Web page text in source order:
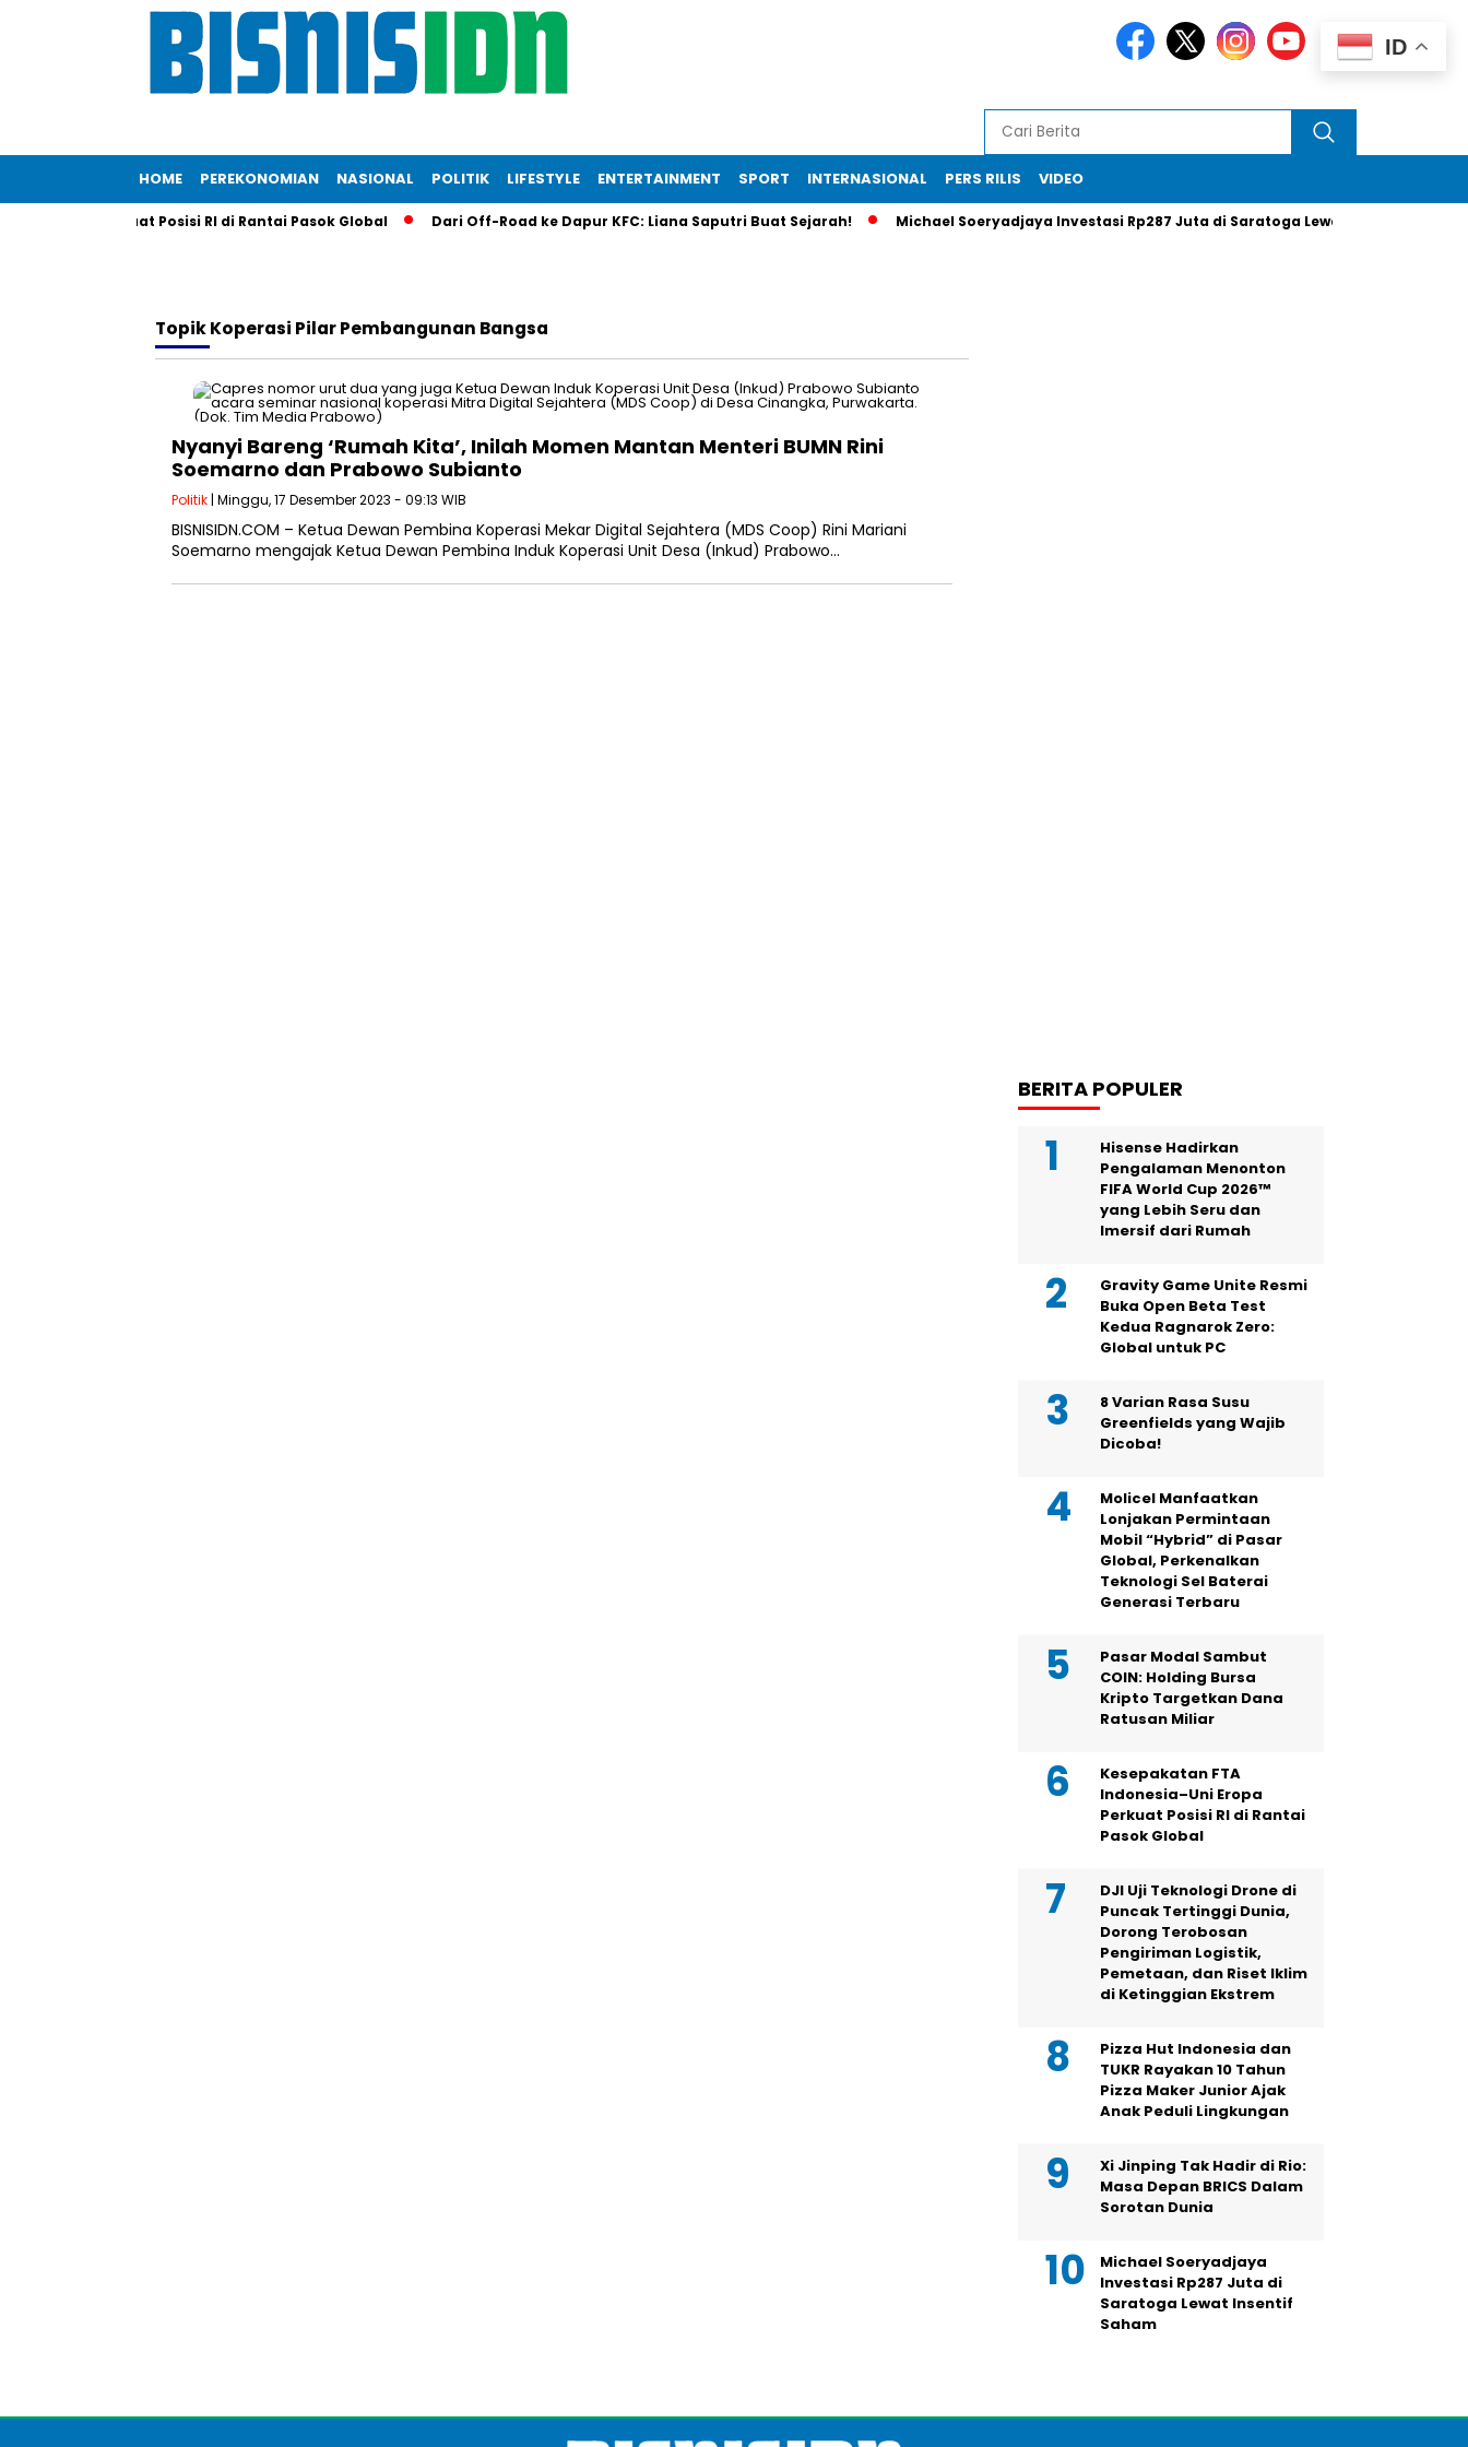
HOME PEREKONOMIAN NASIONAL POLITIK LIFESTYLE ENTERTAINMENT SPORT INTERNASIONAL PERS RILIS VIDEO
Eropa Perkuat Posisi RI di Rantai Pasok Global Dari Off-Road ke Dapur KFC: Liana Saputri Buat Sejarah! Michael Soeryadjaya Investasi Rp287 Juta di Saratoga Lewat Insentif Saham
TopikKoperasi Pilar Pembangunan Bangsa
Nyanyi Bareng ‘Rumah Kita’, Inilah Momen Mantan Menteri BUMN Rini
Soemarno dan Prabowo Subianto
Politik | Minggu, 17 Desember 2023 - 09:13 WIB
BISNISIDN.COM – Ketua Dewan Pembina Koperasi Mekar Digital Sejahtera (MDS Coop) Rini Mariani
Soemarno mengajak Ketua Dewan Pembina Induk Koperasi Unit Desa (Inkud) Prabowo…
BERITA POPULER
Hisense Hadirkan
Pengalaman Menonton
FIFA World Cup 2026™
yang Lebih Seru dan
Imersif dari Rumah
Gravity Game Unite Resmi
Buka Open Beta Test
Kedua Ragnarok Zero:
Global untuk PC
8 Varian Rasa Susu
Greenfields yang Wajib
Dicoba!
Molicel Manfaatkan
Lonjakan Permintaan
Mobil “Hybrid” di Pasar
Global, Perkenalkan
Teknologi Sel Baterai
Generasi Terbaru
Pasar Modal Sambut
COIN: Holding Bursa
Kripto Targetkan Dana
Ratusan Miliar
Kesepakatan FTA
Indonesia–Uni Eropa
Perkuat Posisi RI di Rantai
Pasok Global
DJI Uji Teknologi Drone di
Puncak Tertinggi Dunia,
Dorong Terobosan
Pengiriman Logistik,
Pemetaan, dan Riset Iklim
di Ketinggian Ekstrem
Pizza Hut Indonesia dan
TUKR Rayakan 10 Tahun
Pizza Maker Junior Ajak
Anak Peduli Lingkungan
Xi Jinping Tak Hadir di Rio:
Masa Depan BRICS Dalam
Sorotan Dunia
Michael Soeryadjaya
Investasi Rp287 Juta di
Saratoga Lewat Insentif
Saham
ID